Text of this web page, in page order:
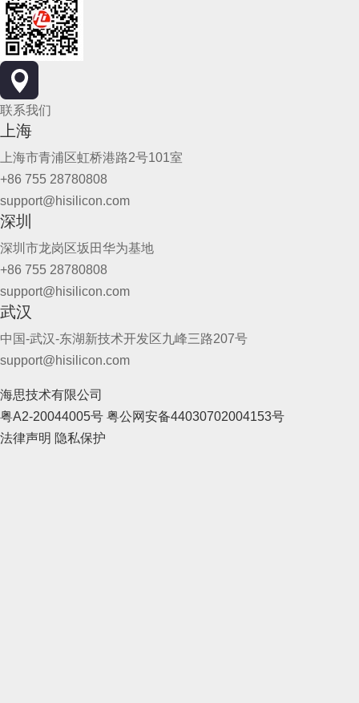
联系我们
上海
上海市青浦区虹桥港路2号101室
+86 755 28780808
support@hisilicon.com
深圳
深圳市龙岗区坂田华为基地
+86 755 28780808
support@hisilicon.com
武汉
中国-武汉-东湖新技术开发区九峰三路207号
support@hisilicon.com
海思技术有限公司
粤A2-20044005号 粤公网安备44030702004153号
法律声明 隐私保护